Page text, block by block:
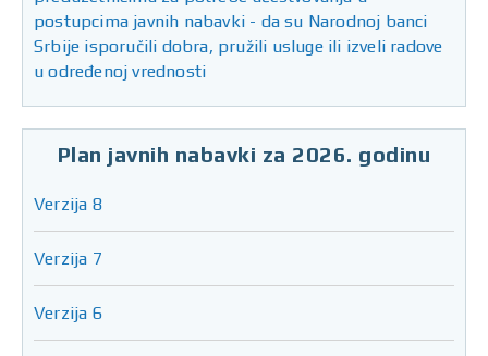
postupcima javnih nabavki - da su Narodnoj banci
Srbije isporučili dobra, pružili usluge ili izveli radove
u određenoj vrednosti
Plan javnih nabavki za 2026. godinu
Verzija 8
Verzija 7
Verzija 6